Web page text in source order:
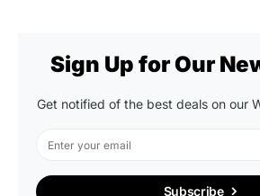
Sign Up for Our
Get notified of the best deals on our
Subscribe